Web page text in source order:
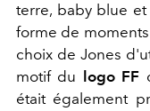
terre, baby blue
forme de
choix de Jones
motif du
logo FF
était également